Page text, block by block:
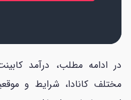
در ادامه مطلب، درآمد
مختلف کانادا، شرایط و